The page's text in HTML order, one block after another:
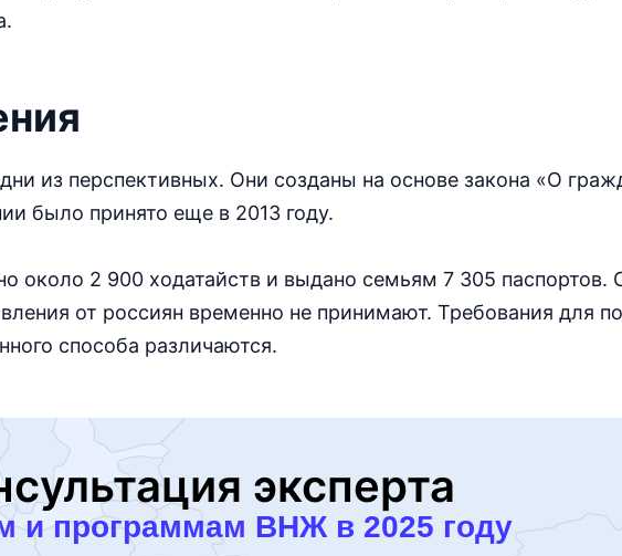
из перспективных. Они созданы на основе закона «О
было принято еще в 2013 году.
около 2 900 ходатайств и выдано семьям 7 305 паспортов.
от россиян временно не принимают. Требования для
способа различаются.
эксперта
и программам ВНЖ в 2025 году